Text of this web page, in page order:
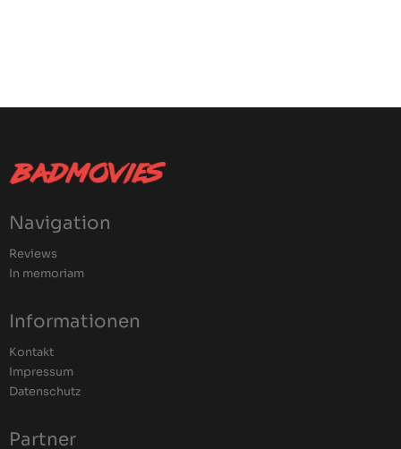
Navigation
Reviews
In memoriam
Informationen
Kontakt
Impressum
Datenschutz
Partner